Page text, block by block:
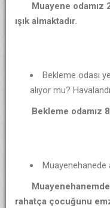
Muayene odamız
ışık almaktadır.
Bekleme odası
alıyor mu?
Bekleme odamız
Muayenehanede
Muayenehanemde
rahatça çocuğunu